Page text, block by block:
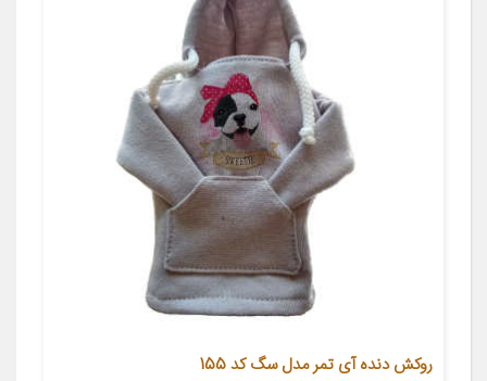
روکش دنده آی تمر مدل سگ کد 155